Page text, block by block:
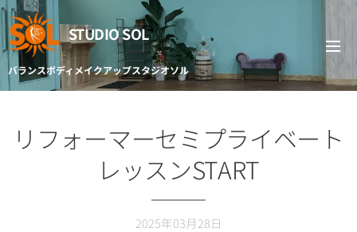
STUDIO SOL
バランスボディメイクアップスタジオソル
リフォーマーセミプライベート
レッスンSTART
2025年03月28日